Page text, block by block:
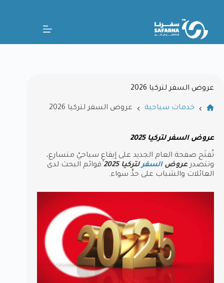
عروض السفر لتركيا 2026
خدمات سياحية عروض السفر لتركيا 2026
عروض السفر لتركيا 2025
تُفتَح صفحة العام الجديد على إيقاعٍ سياحيّ متسارع،
وتتصدرعروضالسفرلتركيا 2025
قوائم البحث لدى
العائلات والشباب على حدٍّ سواء.